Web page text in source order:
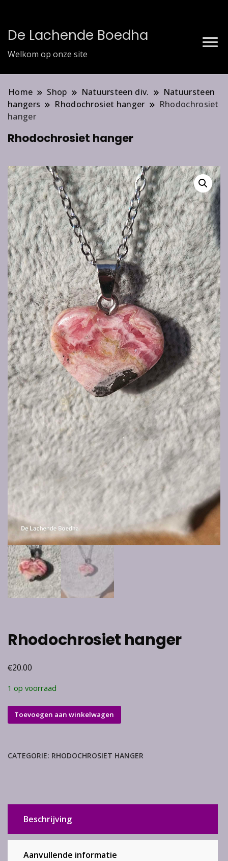
De Lachende Boedha
Welkom op onze site
Home Shop Natuursteen div.
Natuursteen
hangers
Rhodochrosiet hanger
Rhodochrosiet
hanger
Rhodochrosiet hanger
Rhodochrosiet hanger
€20.00
1 op voorraad
Rhodochrosiet
hanger
Toevoegen aan winkelwagen
CATEGORIE: RHODOCHROSIET HANGER
Beschrijving
Aanvullende informatie